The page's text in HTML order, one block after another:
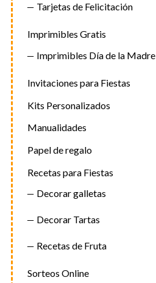
Tarjetas de Felicitación
Imprimibles Gratis
Imprimibles Día de la Madre
Invitaciones para Fiestas
Kits Personalizados
Manualidades
Papel de regalo
Recetas para Fiestas
Decorar galletas
Decorar Tartas
Recetas de Fruta
Sorteos Online